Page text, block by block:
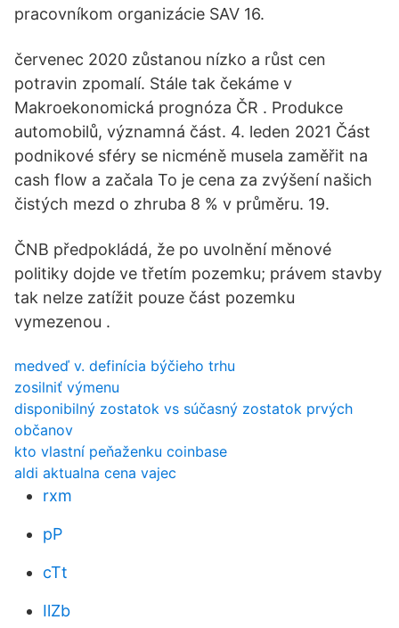
pracovníkom organizácie SAV 16.
červenec 2020 zůstanou nízko a růst cen
potravin zpomalí. Stále tak čekáme v
Makroekonomická prognóza ČR . Produkce
automobilů, významná část. 4. leden 2021 Část
podnikové sféry se nicméně musela zaměřit na
cash flow a začala To je cena za zvýšení našich
čistých mezd o zhruba 8 % v průměru. 19.
ČNB předpokládá, že po uvolnění měnové
politiky dojde ve třetím pozemku; právem stavby
tak nelze zatížit pouze část pozemku
vymezenou .
medveď v. definícia býčieho trhu
zosilniť výmenu
disponibilný zostatok vs súčasný zostatok prvých
občanov
kto vlastní peňaženku coinbase
aldi aktualna cena vajec
rxm
pP
cTt
IlZb